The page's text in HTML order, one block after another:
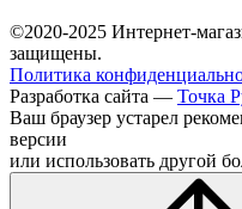
©2020-2025 Интернет-
защищены.
Политика
Разработка сайта — Точка
Ваш браузер устарел
версии
или использовать другой